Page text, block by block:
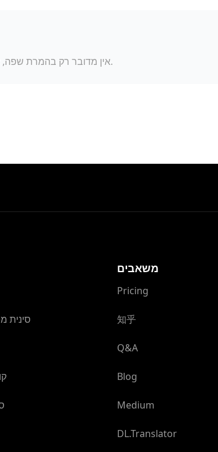
אין מדובר רק בהמרת שפה, אלא במיתוג מקצועי מחודש והתאמה מקומית לשוק העבודה.
סינית
משאבים
Pricing
知乎
Q&A
Blog
Medium
DL.Translator